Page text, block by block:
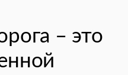
– это